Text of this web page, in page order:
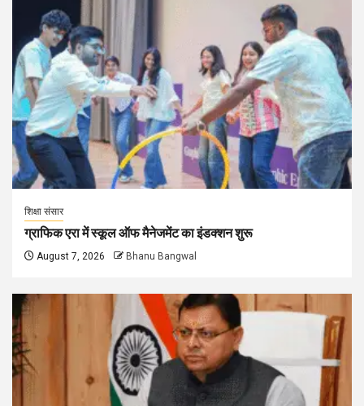
शिक्षा संसार
ग्राफिक एरा में स्कूल ऑफ मैनेजमेंट का इंडक्शन शुरू
August 7, 2026 Bhanu Bangwal